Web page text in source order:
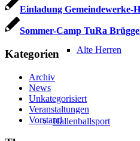
Alte Herren
Hallenballsport
Einladung Gemeindewerke-
Sommer-Camp TuRa
Kategorien
Archiv
News
Unkategorisiert
Veranstaltungen
Vorstand